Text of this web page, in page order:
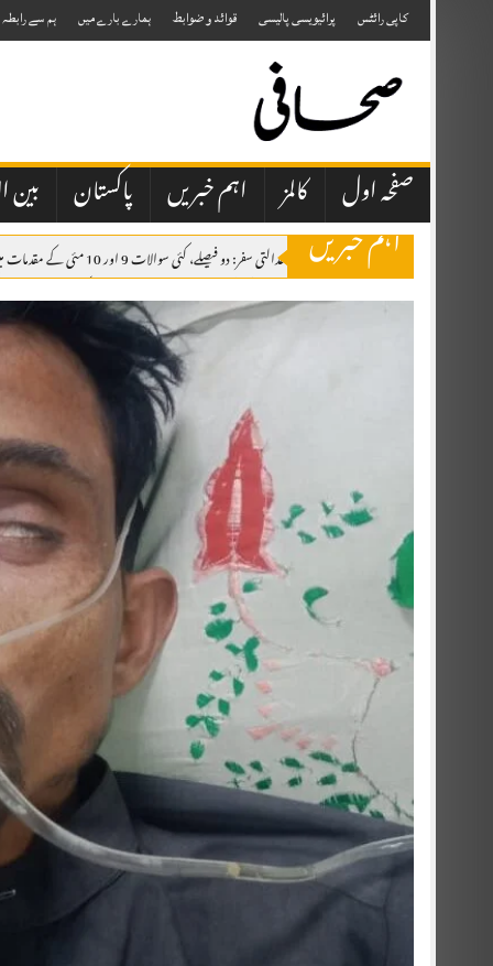
to
content
کاپی رائٹس پرائیویسی پالیسی قوائد و ضوابط ہمارے بارے میں ہم سے رابطہ
صفحہ اول کالمز اہم خبریں پاکستان بین
اہم خبریں
جسٹس مسرت ہلالی کا عدالتی سفر: دو فیصلے، کئی سوالات 9 اور 10 مئی کے مقدمات میں ملٹری کورٹس کی بحالی کی اجازت دی، تاہم حکومت کو پابند کیا کہ ملٹری کورٹس سے سزا پانے والے افراد کو 45 دن کے اندر ہائی کورٹ میں آزادانہ اپیل کا حق دیا جائے۔
راجہ فاروق حیدر کی چناری، چکوٹھی آمد، شاندار استقبال، اظہارِ تشکر ریلی
پیٹرول اور ڈیزل کی قیمتوں میں کمی کا فیصلہ، نوٹیفکیشن جاری